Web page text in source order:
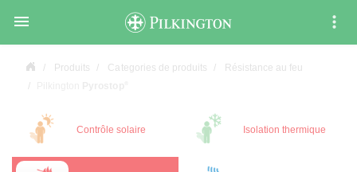

Produits Categories de produits
Résistance au feu
Contrôle solaire Isolation thermique